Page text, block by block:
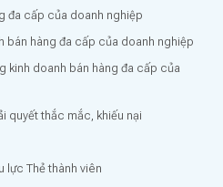
đa cấp của doanh nghiệp
bán hàng đa cấp của doanh nghiệp
kinh doanh bán hàng đa cấp của
quyết thắc mắc, khiếu nại
lực Thẻ thành viên